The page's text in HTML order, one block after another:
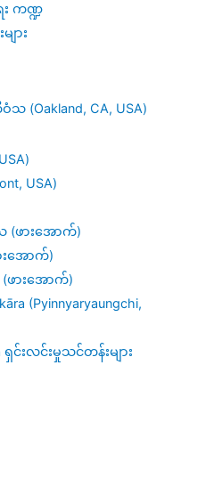
း ကဏ္ဍ
ား
(Oakland, CA, USA)
USA)
(ဖားအောက်)
အောက်)
ားအောက်)
(Pyinnyaryaungchi,
းလင်းမှုသင်တန်းများ